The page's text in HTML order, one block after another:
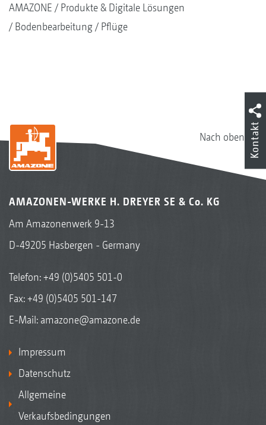
AMAZONE
Produkte & Digitale Lösungen
Bodenbearbeitung
Pflüge
Nach oben
AMAZONEN-WERKE H. DREYER SE & Co. KG
Am Amazonenwerk 9-13
D-49205 Hasbergen - Germany
Telefon:+49 (0)5405 501-0
Fax: +49 (0)5405 501-147
E-Mail: amazone@amazone.de
Impressum
Datenschutz
Allgemeine
Verkaufsbedingungen
Kontakt